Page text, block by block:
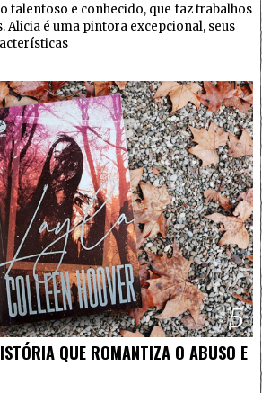
talentoso e conhecido, que faz trabalhos
Alicia é uma pintora excepcional, seus
5
QUE ROMANTIZA O ABUSO E